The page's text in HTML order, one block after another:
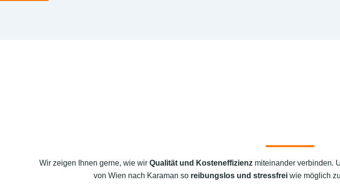
Wir zeigen Ihnen gerne, wie wir Qualität und Kosteneffizienzmiteinander verbinden.
von Wien nach Karaman so reibungslos und stressfreiwie möglich